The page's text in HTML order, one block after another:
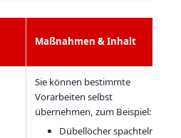
Maßnahmen & Inhalt
Sie können bestimmte
Vorarbeiten selbst
übernehmen, zum Beispiel:
Dübellöcher spachteln